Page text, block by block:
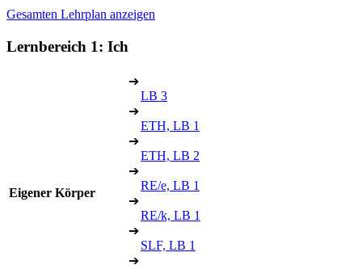
Gesamten Lehrplan anzeigen
Lernbereich 1: Ich
Eigener Körper
➔
LB 3
➔
ETH, LB 1
➔
ETH, LB 2
➔
RE/e, LB 1
➔
RE/k, LB 1
➔
SLF, LB 1
➔